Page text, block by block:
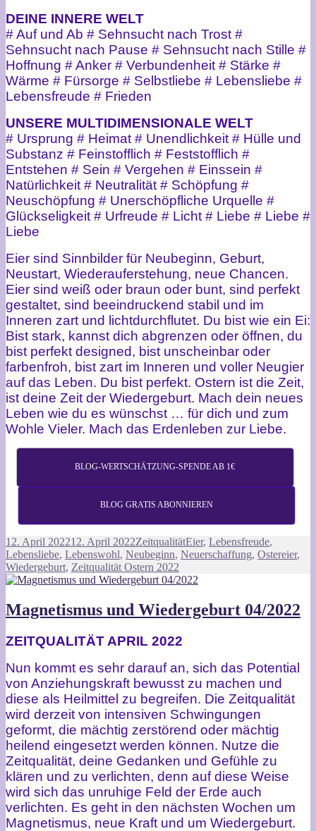
DEINE INNERE WELT
# Auf und Ab # Sehnsucht nach Trost #
Sehnsucht nach Pause # Sehnsucht nach Stille #
Hoffnung # Anker # Verbundenheit # Stärke #
Wärme # Fürsorge # Selbstliebe # Lebensliebe #
Lebensfreude # Frieden
UNSERE MULTIDIMENSIONALE WELT
# Ursprung # Heimat # Unendlichkeit # Hülle und
Substanz # Feinstofflich # Feststofflich #
Entstehen # Sein # Vergehen # Einssein #
Natürlichkeit # Neutralität # Schöpfung #
Neuschöpfung # Unerschöpfliche Urquelle #
Glückseligkeit # Urfreude # Licht # Liebe # Liebe #
Liebe
Eier sind Sinnbilder für Neubeginn, Geburt,
Neustart, Wiederauferstehung, neue Chancen.
Eier sind weiß oder braun oder bunt, sind perfekt
gestaltet, sind beeindruckend stabil und im
Inneren zart und lichtdurchflutet. Du bist wie ein Ei:
Bist stark, kannst dich abgrenzen oder öffnen, du
bist perfekt designed, bist unscheinbar oder
farbenfroh, bist zart im Inneren und voller Neugier
auf das Leben. Du bist perfekt. Ostern ist die Zeit,
ist deine Zeit der Wiedergeburt. Mach dein neues
Leben wie du es wünschst … für dich und zum
Wohle Vieler. Mach das Erdenleben zur Liebe.
BLOG-WERTSCHÄTZUNG-SPENDE AB 1€
BLOG GRATIS ABONNIEREN
Veröffentlicht
am
12. April 202212. April 2022Kategorien
ZeitqualitätSchlagwörter
Eier, Lebensfreude,
Lebensliebe, Lebenswohl, Neubeginn, Neuerschaffung, Ostereier,
Wiedergeburt, Zeitqualität Ostern 2022
Magnetismus und Wiedergeburt 04/2022
ZEITQUALITÄT APRIL 2022
Nun kommt es sehr darauf an, sich das Potential
von Anziehungskraft bewusst zu machen und
diese als Heilmittel zu begreifen. Die Zeitqualität
wird derzeit von intensiven Schwingungen
geformt, die mächtig zerstörend oder mächtig
heilend eingesetzt werden können. Nutze die
Zeitqualität, deine Gedanken und Gefühle zu
klären und zu verlichten, denn auf diese Weise
wird sich das unruhige Feld der Erde auch
verlichten. Es geht in den nächsten Wochen um
Magnetismus, neue Kraft und um Wiedergeburt.